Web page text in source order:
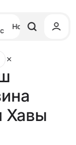
Новости Тора
Хавы